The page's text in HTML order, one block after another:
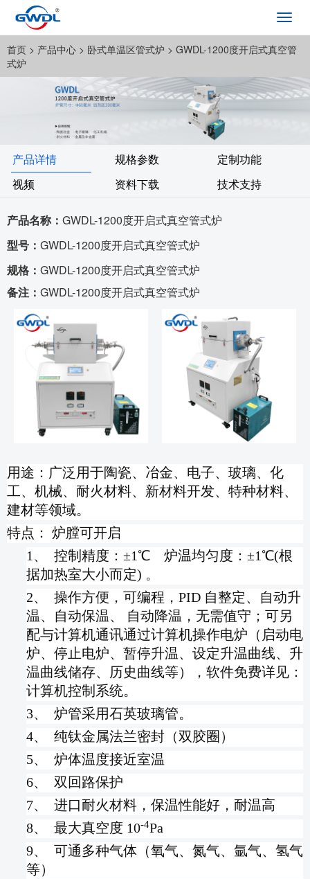
首页 > 产品中心 > 卧式单温区管式炉 > GWDL-1200度开启式真空管
式炉
产品详情 规格参数
定制功能
视频
资料下载 技术支持
产品名称： GWDL-1200度开启式真空管式炉
型号： GWDL-1200度开启式真空管式炉
规格： GWDL-1200度开启式真空管式炉
备注： GWDL-1200度开启式真空管式炉
用途：广泛用于陶瓷、冶金、电子、玻璃、化
工、机械、耐火材料、新材料开发、特种材料、
建材等领域。
特点： 炉膛可开启
1、 控制精度： ±1℃ 炉温均匀度： ±1℃(根
据加热室大小而定) 。
2、 操作方便，可编程，PID 自整定、自动升
温、自动保温、 自动降温，无需值守；可另
配与计算机通讯通过计算机操作电炉（启动电
炉、停止电炉、暂停升温、设定升温曲线、升
温曲线储存、历史曲线等），软件免费详见：
计算机控制系统。
3、 炉管采用石英玻璃管。
4、 纯钛金属法兰密封（双胶圈）
5、 炉体温度接近室温
6、 双回路保护
7、 进口耐火材料，保温性能好，耐温高
8、 最大真空度 10-4Pa
9、 可通多种气体（氧气、氮气、氩气、氢气
等）